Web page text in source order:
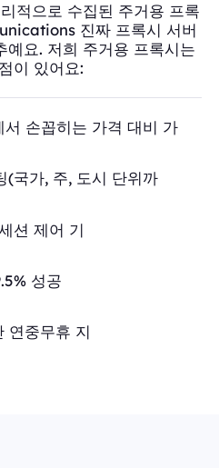
적으로 수집된 주거용 프록
진짜 프록시 서버
예요. 저희 주거용 프록시는
이 있어요:
서 손꼽히는 가격 대비 가
(국가, 주, 도시 단위까
션 제어 기
성공
연중무휴 지